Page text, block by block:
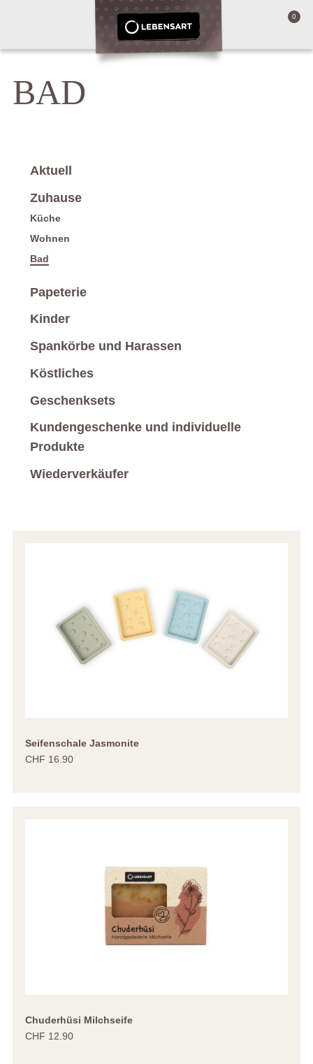
0
BAD
Aktuell
Zuhause
Küche
Wohnen
Bad
Papeterie
Kinder
Spankörbe und Harassen
Köstliches
Geschenksets
Kundengeschenke und individuelle
Produkte
Wiederverkäufer
Seifenschale Jasmonite
CHF 16.90
Chuderhüsi Milchseife
CHF 12.90